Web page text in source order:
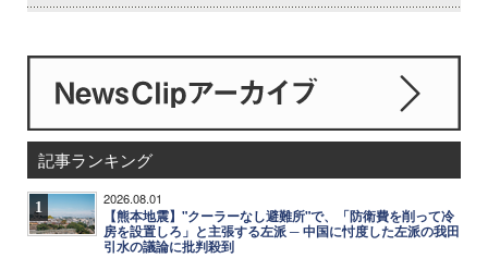
記事ランキング
1 2026.08.01
【熊本地震】"クーラーなし避難所"で、「防衛費を削って冷
房を設置しろ」と主張する左派 ─ 中国に忖度した左派の我田
引水の議論に批判殺到